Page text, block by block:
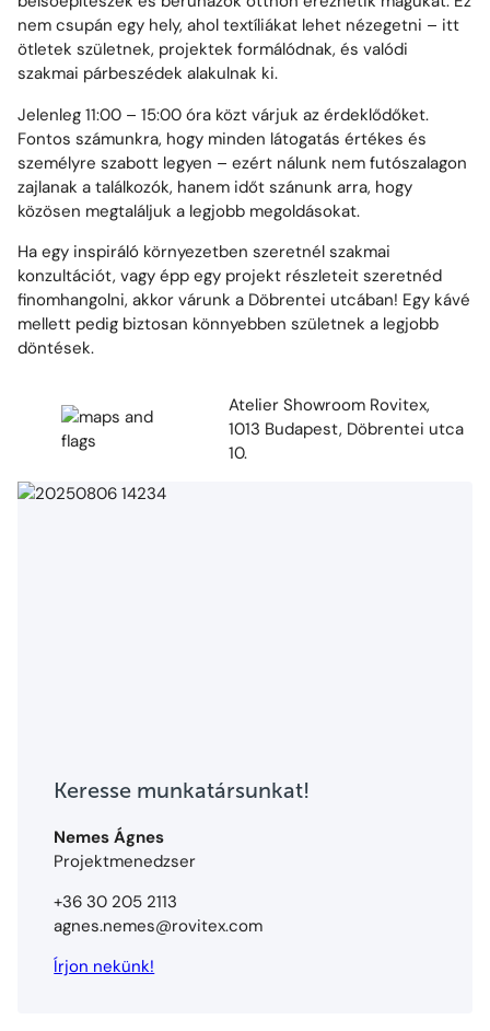
nem csupán egy hely, ahol textíliákat lehet nézegetni – itt
ötletek születnek, projektek formálódnak, és valódi
szakmai párbeszédek alakulnak ki.
Jelenleg 11:00 – 15:00 óra közt várjuk az érdeklődőket.
Fontos számunkra, hogy minden látogatás értékes és
személyre szabott legyen – ezért nálunk nem futószalagon
zajlanak a találkozók, hanem időt szánunk arra, hogy
közösen megtaláljuk a legjobb megoldásokat.
Ha egy inspiráló környezetben szeretnél szakmai
konzultációt, vagy épp egy projekt részleteit szeretnéd
finomhangolni, akkor várunk a Döbrentei utcában! Egy kávé
mellett pedig biztosan könnyebben születnek a legjobb
döntések.
Atelier Showroom Rovitex,
1013 Budapest, Döbrentei utca
10.
Keresse munkatársunkat!
Nemes Ágnes
Projektmenedzser
+36 30 205 2113
agnes.nemes@rovitex.com
Írjon nekünk!